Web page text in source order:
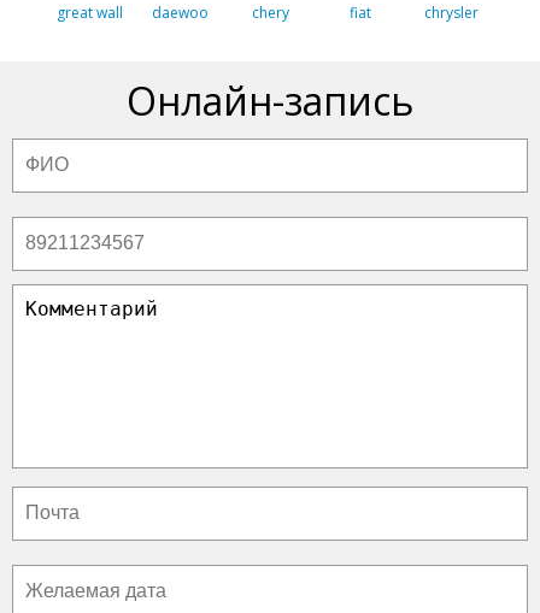
great wall daewoo chery fiat chrysler
Онлайн-запись